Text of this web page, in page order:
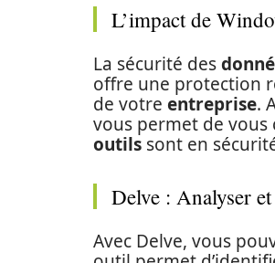
L’impact de
La sécurité des
offre une protection
de votre entreprise.
vous permet de
outils sont en
Delve : Analyser
Avec Delve, vous